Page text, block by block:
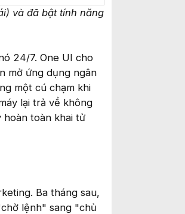
và đã bật tính năng
24/7. One UI cho
mở ứng dụng ngân
một cú chạm khi
lại trả về không
hoàn toàn khai tử
Ba tháng sau,
lệnh" sang "chủ